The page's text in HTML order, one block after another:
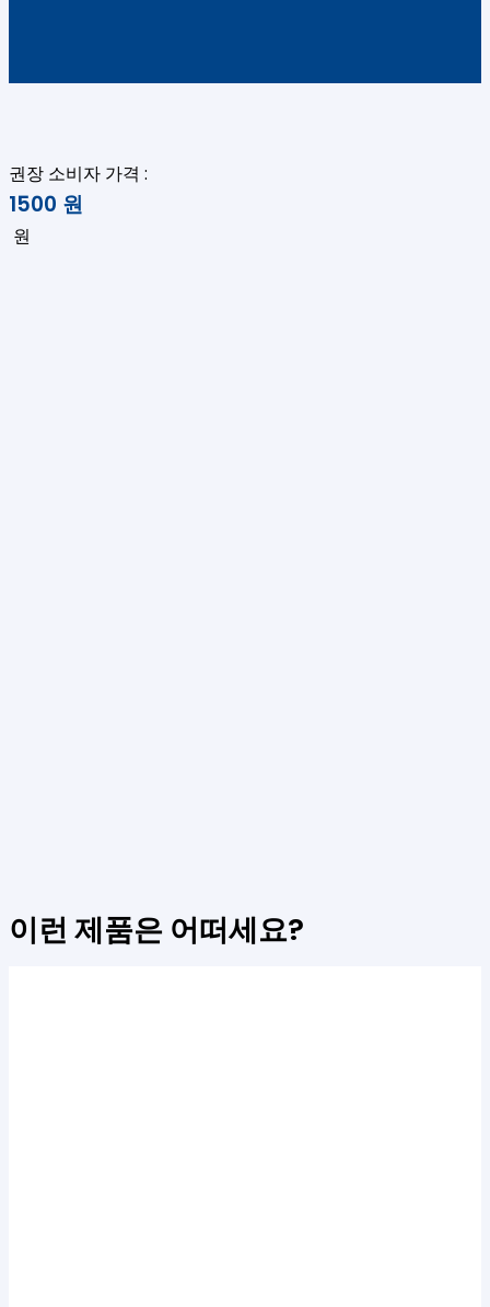
권장 소비자 가격 :
1500 원
원
이런 제품은 어떠세요?